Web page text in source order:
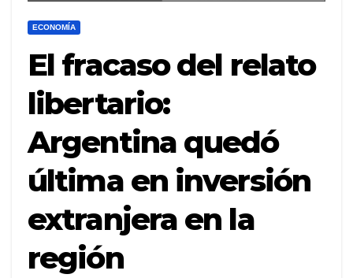
ECONOMÍA
El fracaso del relato
libertario:
Argentina quedó
última en inversión
extranjera en la
región